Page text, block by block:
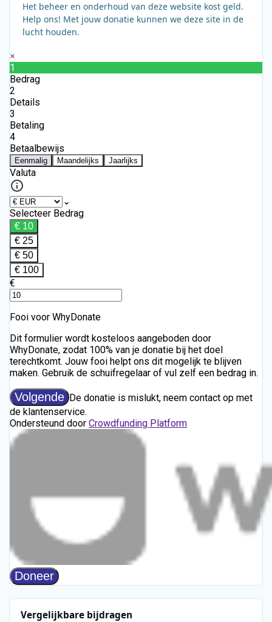
Het beheer en onderhoud van deze website kost geld.
Help ons! Met jouw donatie kunnen we deze site in de
lucht houden.
Vergelijkbare bijdragen